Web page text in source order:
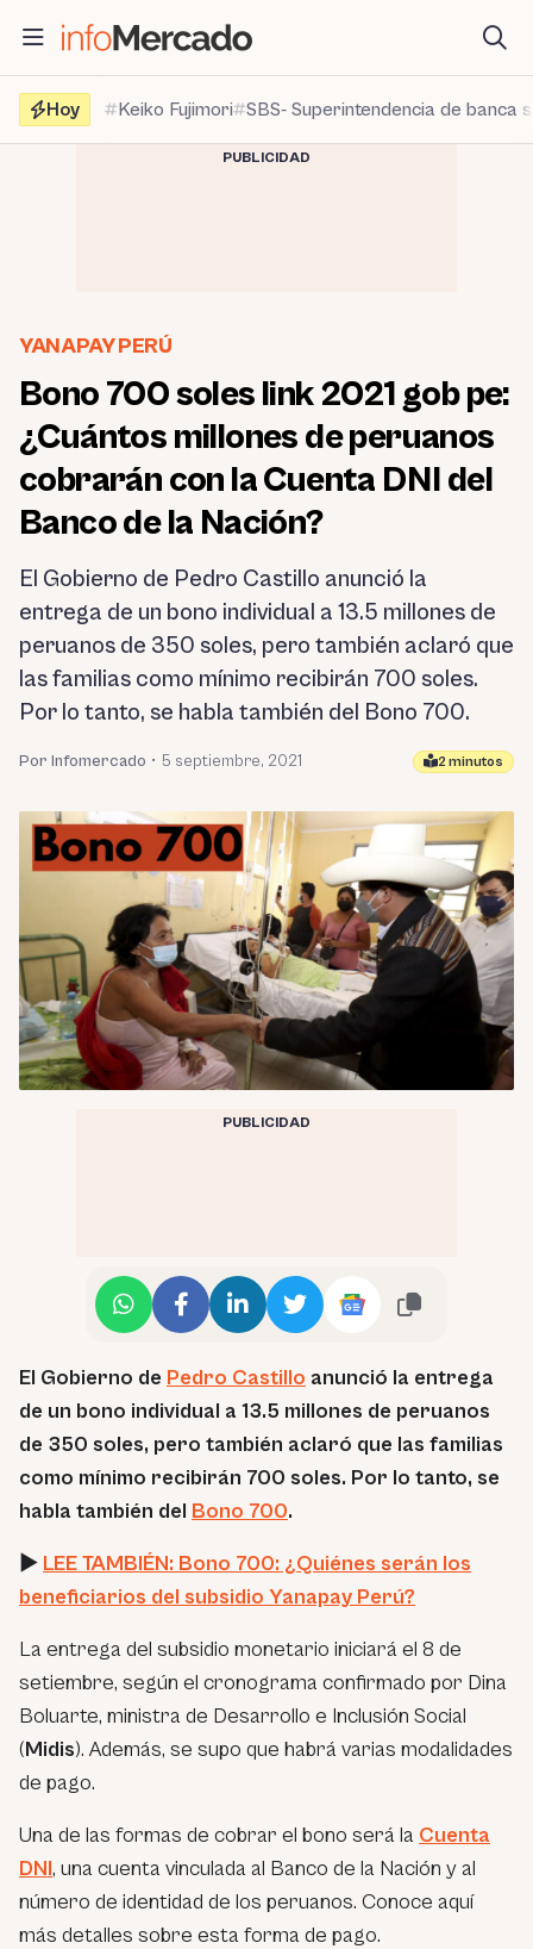
contenido
Hoy
Keiko Fujimori SBS- Superintendencia de banca
PUBLICIDAD
YANAPAY PERÚ
Bono 700 soles link 2021 gob pe:
¿Cuántos millones de peruanos
cobrarán con la Cuenta DNI del
Banco de la Nación?
El Gobierno de Pedro Castillo anunció la
entrega de un bono individual a 13.5 millones de
peruanos de 350 soles, pero también aclaró que
las familias como mínimo recibirán 700 soles.
Por lo tanto, se habla también del Bono 700.
Por Infomercado • 5 septiembre, 2021 2 minutos
PUBLICIDAD
El Gobierno de Pedro Castillo anunció la entrega
de un bono individual a 13.5 millones de peruanos
de 350 soles, pero también aclaró que las familias
como mínimo recibirán 700 soles. Por lo tanto, se
habla también del Bono 700.
► LEE TAMBIÉN: Bono 700: ¿Quiénes serán los
beneficiarios del subsidio Yanapay Perú?
La entrega del subsidio monetario iniciará el 8 de
setiembre, según el cronograma confirmado por Dina
Boluarte, ministra de Desarrollo e Inclusión Social
(Midis). Además, se supo que habrá varias modalidades
de pago.
Una de las formas de cobrar el bono será la Cuenta
DNI, una cuenta vinculada al Banco de la Nación y al
número de identidad de los peruanos. Conoce aquí
más detalles sobre esta forma de pago.